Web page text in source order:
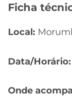
Ficha
Local:
Data/Horário:
Onde